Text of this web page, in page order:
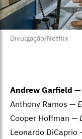
Divulgação/Netflix
Andrew Garfield —
Anthony Ramos —
Cooper Hoffman —
Leonardo DiCaprio